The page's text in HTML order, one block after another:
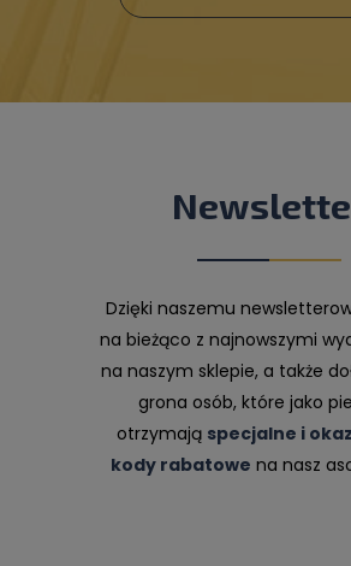
Dzięki naszemu
na bieżąco z najnowszymi
na naszym sklepie, a także
grona osób, które jako
otrzymają specjalne i
kody rabatowe na nasz